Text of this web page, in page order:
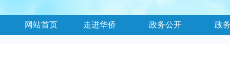
网站首页 走进华侨 政务公开 政